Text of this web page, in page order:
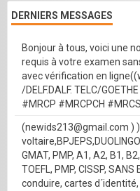
DERNIERS MESSAGES
Bonjour à tous, voici une
requis à votre examen
avec vérification en
/DELF.DALF. TELC/
#MRCP #MRCPCH
(newids213@gmail.com )
GMAT, PMP, A1, A2, B1,
TOEFL, PMP, CISSP,
conduire, cartes d´identité,